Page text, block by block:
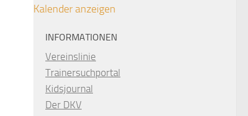
Kalender anzeigen
INFORMATIONEN
Vereinslinie
Trainersuchportal
Kidsjournal
Der DKV